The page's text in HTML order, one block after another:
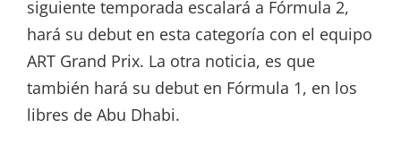
siguiente temporada escalará a Fórmula 2,
hará su debut en esta categoría con el equipo
ART Grand Prix. La otra noticia, es que
también hará su debut en Fórmula 1, en los
libres de Abu Dhabi.